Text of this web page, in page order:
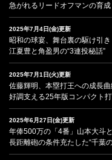
急がれるリードオフマンの育成
2025年7月4日(金)更新
昭和の球宴、舞台裏の駆け引き
江夏豊と角盈男の“3連投秘話”
2025年7月1日(火)更新
佐藤輝明、本塁打王への成長曲
好調支える25年版コンパクト
2025年6月27日(金)更新
年俸500万の「4番」山本大斗
長距離砲の条件充たした“千葉